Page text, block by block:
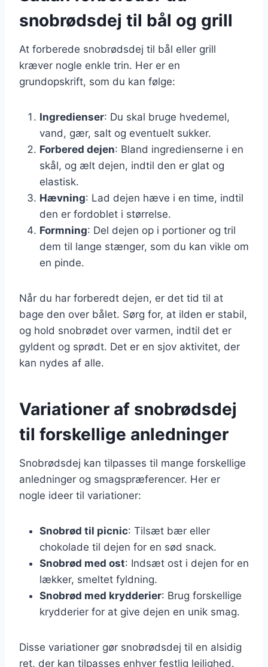
snobrødsdej til bål og grill
At forberede snobrødsdej til bål eller grill
kræver nogle enkle trin. Her er en
grundopskrift, som du kan følge:
Ingredienser: Du skal bruge hvedemel,
vand, gær, salt og eventuelt sukker.
Forbered dejen: Bland ingredienserne i en
skål, og ælt dejen, indtil den er glat og
elastisk.
Hævning: Lad dejen hæve i en time, indtil
den er fordoblet i størrelse.
Formning: Del dejen op i portioner og tril
dem til lange stænger, som du kan vikle om
en pinde.
Når du har forberedt dejen, er det tid til at
bage den over bålet. Sørg for, at ilden er stabil,
og hold snobrødet over varmen, indtil det er
gyldent og sprødt. Det er en sjov aktivitet, der
kan nydes af alle.
Variationer af snobrødsdej
til forskellige anledninger
Snobrødsdej kan tilpasses til mange forskellige
anledninger og smagspræferencer. Her er
nogle ideer til variationer:
Snobrød til picnic: Tilsæt bær eller
chokolade til dejen for en sød snack.
Snobrød med ost: Indsæt ost i dejen for en
lækker, smeltet fyldning.
Snobrød med krydderier: Brug forskellige
krydderier for at give dejen en unik smag.
Disse variationer gør snobrødsdej til en alsidig
ret, der kan tilpasses enhver festlig lejlighed.